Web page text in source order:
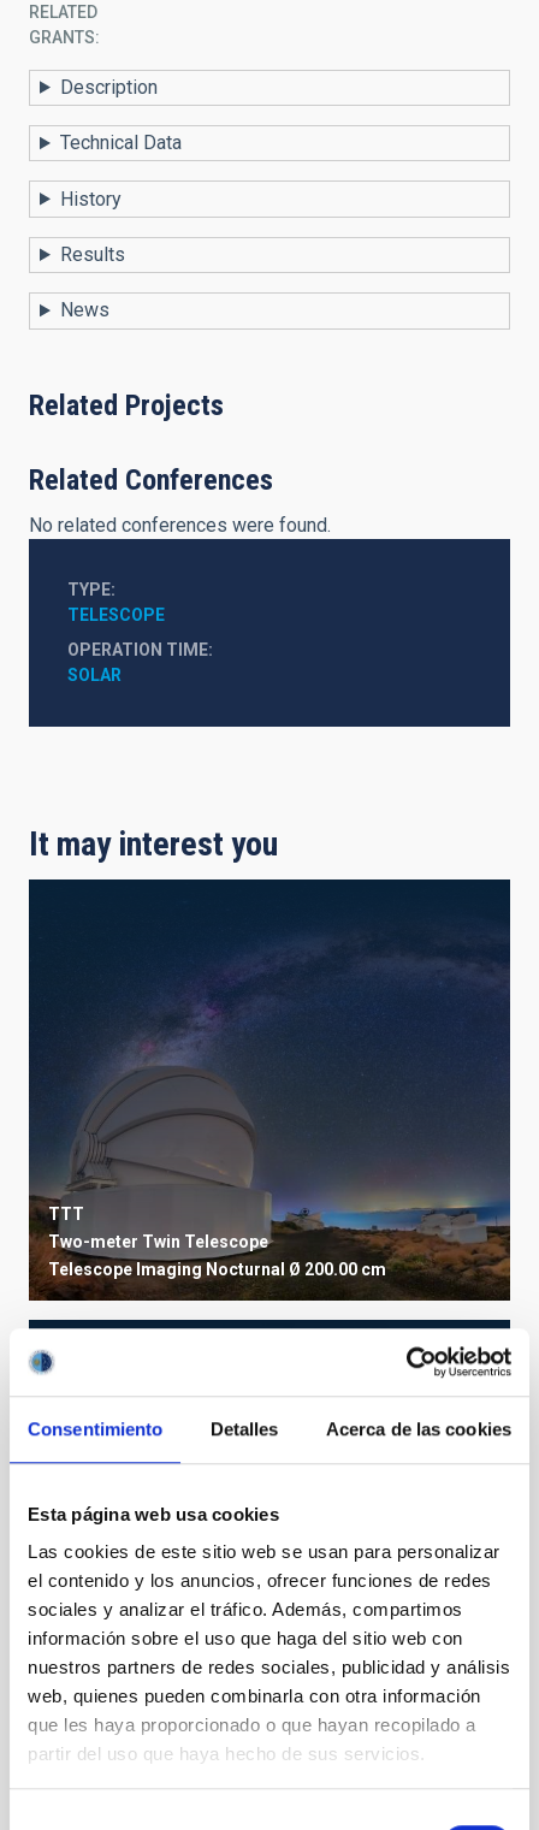
Consentimiento Detalles Acerca de las cookies
Esta página web usa cookies
Las cookies de este sitio web se usan para personalizar
el contenido y los anuncios, ofrecer funciones de redes
sociales y analizar el tráfico. Además, compartimos
información sobre el uso que haga del sitio web con
nuestros partners de redes sociales, publicidad y análisis
web, quienes pueden combinarla con otra información
que les haya proporcionado o que hayan recopilado a
partir del uso que haya hecho de sus servicios.
RELATED
GRANTS:
Description
Technical Data
History
Results
News
Related Projects
Related Conferences
No related conferences were found.
TYPE
TELESCOPE
OPERATION TIME
SOLAR
It may interest you
TTT
Two-meter Twin Telescope
Telescope Imaging Nocturnal Ø 200.00 cm
Telescopio Carlos Sanchez
Telescope
Ø 152.00 cm